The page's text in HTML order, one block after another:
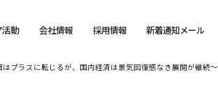
活動 会社情報 採用情報 新着通知メール
プラスに転じるが、国内経済は景気回復感なき展開が継続～